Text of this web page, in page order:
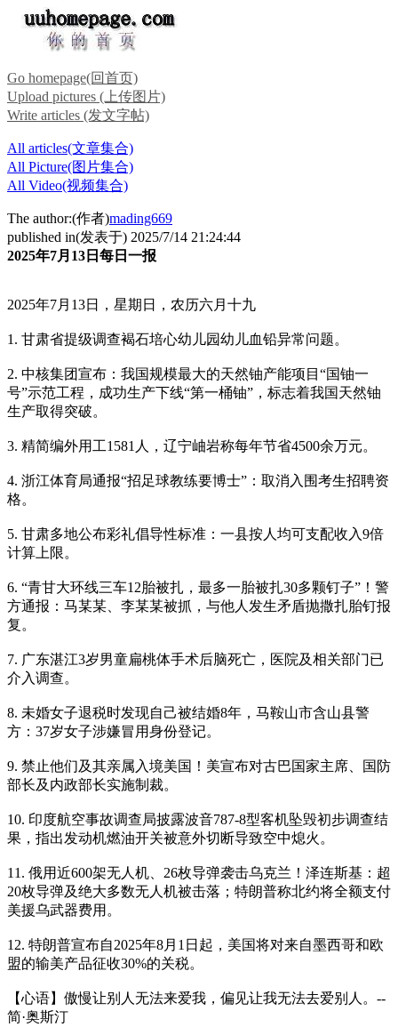
Go homepage(回首页)
Upload pictures (上传图片)
Write articles (发文字帖)
All articles(文章集合)
All Picture(图片集合)
All Video(视频集合)
The author:(作者)mading669
published in(发表于) 2025/7/14 21:24:44
2025年7月13日每日一报
2025年7月13日，星期日，农历六月十九
1. 甘肃省提级调查褐石培心幼儿园幼儿血铅异常问题。
2. 中核集团宣布：我国规模最大的天然铀产能项目“国铀一
号”示范工程，成功生产下线“第一桶铀”，标志着我国天然铀
生产取得突破。
3. 精简编外用工1581人，辽宁岫岩称每年节省4500余万元。
4. 浙江体育局通报“招足球教练要博士”：取消入围考生招聘资
格。
5. 甘肃多地公布彩礼倡导性标准：一县按人均可支配收入9倍
计算上限。
6. “青甘大环线三车12胎被扎，最多一胎被扎30多颗钉子”！警
方通报：马某某、李某某被抓，与他人发生矛盾抛撒扎胎钉报
复。
7. 广东湛江3岁男童扁桃体手术后脑死亡，医院及相关部门已
介入调查。
8. 未婚女子退税时发现自己被结婚8年，马鞍山市含山县警
方：37岁女子涉嫌冒用身份登记。
9. 禁止他们及其亲属入境美国！美宣布对古巴国家主席、国防
部长及内政部长实施制裁。
10. 印度航空事故调查局披露波音787-8型客机坠毁初步调查结
果，指出发动机燃油开关被意外切断导致空中熄火。
11. 俄用近600架无人机、26枚导弹袭击乌克兰！泽连斯基：超
20枚导弹及绝大多数无人机被击落；特朗普称北约将全额支付
美援乌武器费用。
12. 特朗普宣布自2025年8月1日起，美国将对来自墨西哥和欧
盟的输美产品征收30%的关税。
【心语】傲慢让别人无法来爱我，偏见让我无法去爱别人。--
简·奥斯汀